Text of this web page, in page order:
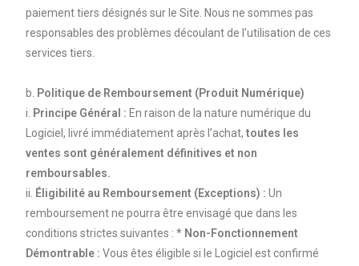
paiement tiers désignés sur le Site. Nous ne sommes pas
responsables des problèmes découlant de l’utilisation de ces
services tiers.
b. Politique de Remboursement (Produit Numérique)
i. Principe Général : En raison de la nature numérique du
Logiciel, livré immédiatement après l’achat,toutes les
ventes sont généralement définitives et non
remboursables.
ii. Éligibilité au Remboursement (Exceptions) : Un
remboursement ne pourra être envisagé que dans les
conditions strictes suivantes : * Non-Fonctionnement
Démontrable : Vous êtes éligible si le Logiciel est confirmé